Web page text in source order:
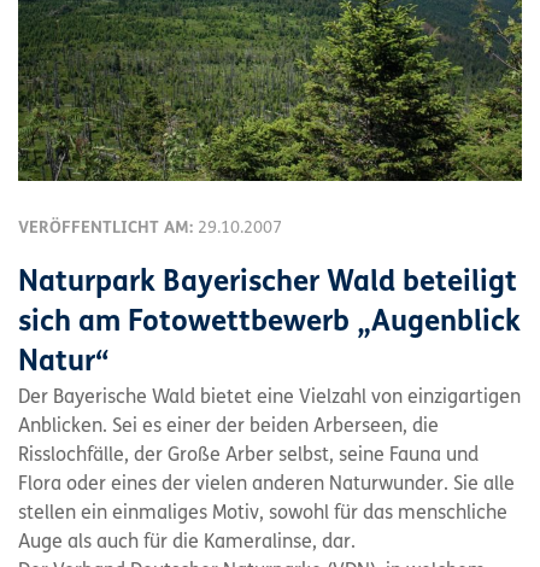
VERÖFFENTLICHT AM: 29.10.2007
Naturpark Bayerischer Wald beteiligt
sich am Fotowettbewerb „Augenblick
Natur“
Der Bayerische Wald bietet eine Vielzahl von einzigartigen
Anblicken. Sei es einer der beiden Arberseen, die
Risslochfälle, der Große Arber selbst, seine Fauna und
Flora oder eines der vielen anderen Naturwunder. Sie alle
stellen ein einmaliges Motiv, sowohl für das menschliche
Auge als auch für die Kameralinse, dar.